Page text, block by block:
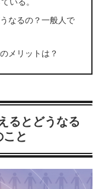
なるの？一般人で
メリットは？
るとどうなる
と